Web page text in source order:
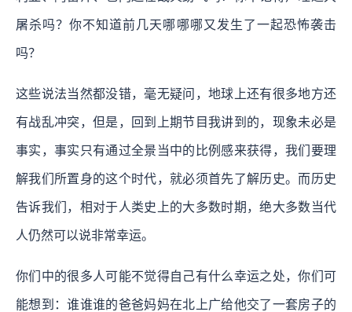
屠杀吗？你不知道前几天哪哪哪又发生了一起恐怖袭击
吗？
这些说法当然都没错，毫无疑问，地球上还有很多地方还
有战乱冲突，但是，回到上期节目我讲到的，现象未必是
事实，事实只有通过全景当中的比例感来获得，我们要理
解我们所置身的这个时代，就必须首先了解历史。而历史
告诉我们，相对于人类史上的大多数时期，绝大多数当代
人仍然可以说非常幸运。
你们中的很多人可能不觉得自己有什么幸运之处，你们可
能想到：谁谁谁的爸爸妈妈在北上广给他交了一套房子的